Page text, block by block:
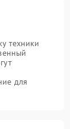
техники
для